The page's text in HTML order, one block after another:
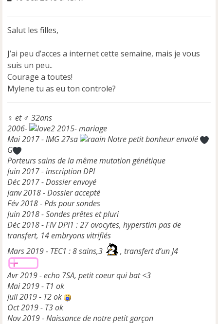
a
e
n
o
n
l
Salut les filles,
J’ai peu d’acces a internet cette semaine, mais je vous
suis un peu..
Courage a toutes!
Mylene tu as eu ton controle?
♀ et ♂ 32ans
2006-
2015- mariage
Mai 2017 - IMG 27sa
Notre petit bonheur envolé
G
Porteurs sains de la même mutation génétique
Juin 2017 - inscription DPI
Déc 2017 - Dossier envoyé
Janv 2018 - Dossier accepté
Fév 2018 - Pds pour sondes
Juin 2018 - Sondes prêtes et pluri
Déc 2018 - FIV DPI1 : 27 ovocytes, hyperstim pas de
transfert, 14 embryons vitrifiés
Mars 2019 - TEC1 : 8 sains,3
, transfert d’un J4
Avr 2019 - echo 7SA, petit coeur qui bat <3
Mai 2019 - T1 ok
Juil 2019 - T2 ok
Oct 2019 - T3 ok
Nov 2019 - Naissance de notre petit garçon